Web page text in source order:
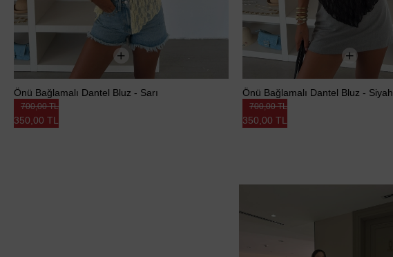
Önü Bağlamalı Dantel Bluz - Sarı
350,00 TL
700,00 TL
Önü Bağlamalı Dantel Bluz - Siyah
350,00 TL
700,00 TL